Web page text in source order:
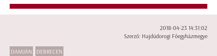
2018-04-23 14:31:02
Szerző: Hajdúdorogi Főegyházmegye
DAMJÁN DEBRECEN